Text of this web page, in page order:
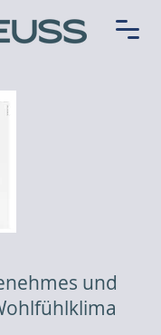
und